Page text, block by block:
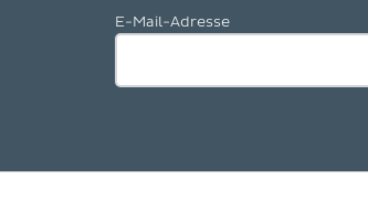
E-Mail-Adresse